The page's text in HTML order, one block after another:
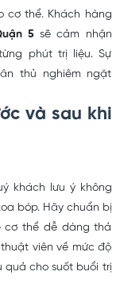
cơ thể. Khách hàng
5 sẽ cảm nhận
phút trị liệu. Sự
thủ nghiêm ngặt
và sau khi
khách lưu ý không
bóp. Hãy chuẩn bị
cơ thể dễ dàng thả
viên về mức độ
quả cho suốt buổi trị